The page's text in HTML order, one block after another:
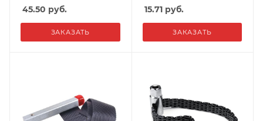
45.50 руб.
ЗАКАЗАТЬ
15.71руб.
ЗАКАЗАТЬ